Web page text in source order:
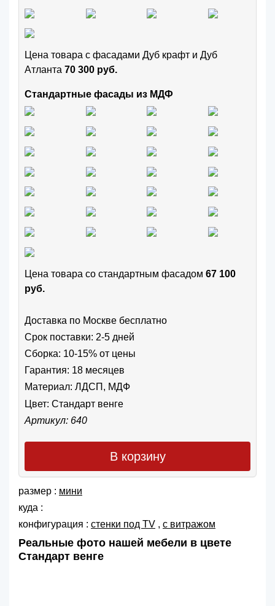
Цена товара с фасадами Дуб крафт и Дуб
Атланта 70 300 руб.
Стандартные фасады из МДФ
Цена товара cо стандартным фасадом 67 100
руб.
Доставка по Москве бесплатно
Срок поставки: 2-5 дней
Сборка: 10-15% от цены
Гарантия: 18 месяцев
Материал: ЛДСП, МДФ
Цвет: Стандарт венге
Артикул: 640
В корзину
размер : мини
куда :
конфигурация : cтенки под TV , с витражом
Реальные фото нашей мебели в цвете
Стандарт венге